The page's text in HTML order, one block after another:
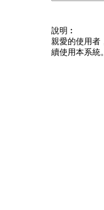
說明︰
親愛的使用者
續使用本系統